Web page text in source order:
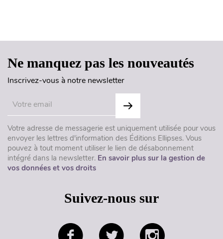
Ne manquez pas les nouveautés
Inscrivez-vous à notre newsletter
Votre adresse de messagerie est uniquement utilisée pour vous
envoyer les lettres d'information des Éditions Ellipses. Vous
pouvez à tout moment utiliser le lien de désabonnement
intégré dans la newsletter. En savoir plus sur la gestion de
vos données et vos droits
Suivez-nous sur